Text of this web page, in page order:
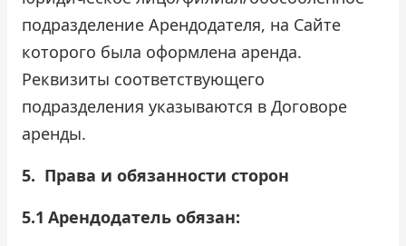
подразделение Арендодателя, на Сайте
которого была оформлена аренда.
Реквизиты соответствующего
подразделения указываются в Договоре
аренды.
5. Права и обязанности сторон
5.1 Арендодатель обязан: